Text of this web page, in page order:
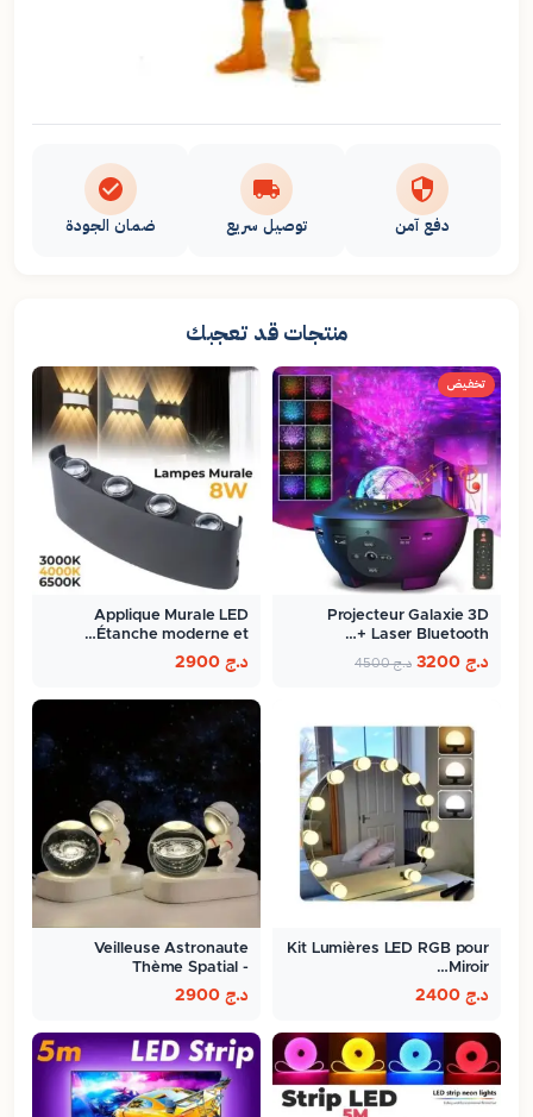
دفع آمن توصيل سريع ضمان الجودة
منتجات قد تعجبك
تخفيض
Projecteur Galaxie 3D
Laser Bluetooth +…
د.ج د.ج4500
Applique Murale LED
Étanche moderne et…
د.ج
Kit Lumières LED RGB pour
Miroir…
د.ج
Veilleuse Astronaute
Thème Spatial -
ambiance…
د.ج